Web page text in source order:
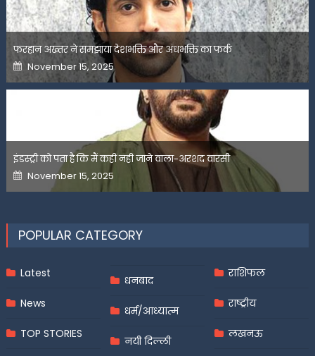
फरहान अख्तर ने समझाया देशभक्ति और अंधभक्ति का फर्क
Posted
on
November 15, 2025
इंडस्ट्री को पता है कि मैं कहीं नहीं जाने वाला-अरशद वारसी
Posted
on
November 15, 2025
POPULAR CATEGORY
Latest
News
TOP STORIES
धनबाद
धर्म/आध्यात्म
नयी दिल्ली
राशिफल
राष्ट्रीय
लखनऊ